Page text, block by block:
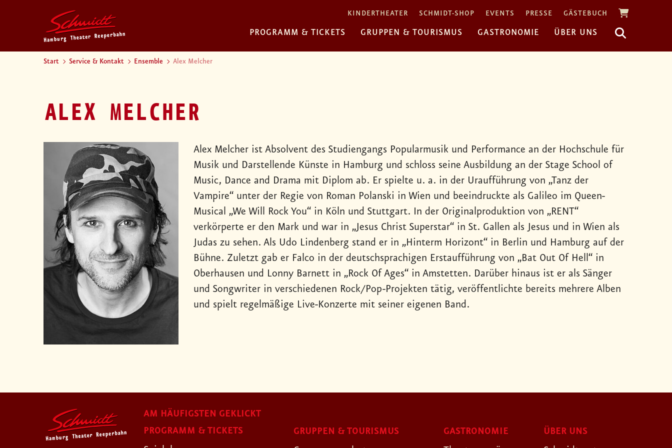
KINDERTHEATER SCHMIDT-SHOP EVENTS PRESSE GÄSTEBUCH
PROGRAMM & TICKETS GRUPPEN & TOURISMUS GASTRONOMIE ÜBER UNS
Start Service & Kontakt Ensemble Alex Melcher
ALEX MELCHER
Alex Melcher ist Absolvent des Studiengangs Popularmusik und Performance an der Hochschule für
Musik und Darstellende Künste in Hamburg und schloss seine Ausbildung an der Stage School of
Music, Dance and Drama mit Diplom ab. Er spielte u. a. in der Uraufführung von „Tanz der
Vampire“ unter der Regie von Roman Polanski in Wien und beeindruckte als Galileo im Queen-
Musical „We Will Rock You“ in Köln und Stuttgart. In der Originalproduktion von „RENT“
verkörperte er den Mark und war in „Jesus Christ Superstar“ in St. Gallen als Jesus und in Wien als
Judas zu sehen. Als Udo Lindenberg stand er in „Hinterm Horizont“ in Berlin und Hamburg auf der
Bühne. Zuletzt gab er Falco in der deutschsprachigen Erstaufführung von „Bat Out Of Hell“ in
Oberhausen und Lonny Barnett in „Rock Of Ages“ in Amstetten. Darüber hinaus ist er als Sänger
und Songwriter in verschiedenen Rock/Pop-Projekten tätig, veröffentlichte bereits mehrere Alben
und spielt regelmäßige Live-Konzerte mit seiner eigenen Band.
AM HÄUFIGSTEN GEKLICKT
PROGRAMM & TICKETS
GRUPPEN & TOURISMUS GASTRONOMIE ÜBER UNS